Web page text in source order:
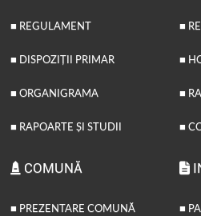
■ REGULAMENT
■ DISPOZIȚII PRIMAR
■ ORGANIGRAMA
■ RAPOARTE ȘI STUDII
■
■
■
■
COMUNĂ
■ PREZENTARE COMUNĂ ■